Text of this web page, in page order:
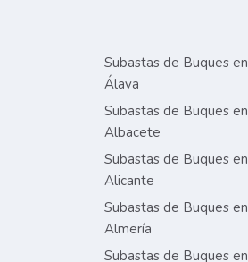
Subastas de Buques en
Álava
Subastas de Buques en
Albacete
Subastas de Buques en
Alicante
Subastas de Buques en
Almería
Subastas de Buques en